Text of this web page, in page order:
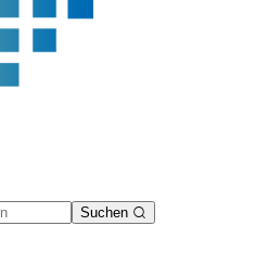
Suchen